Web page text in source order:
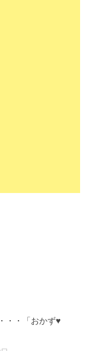
・・「おかず♥